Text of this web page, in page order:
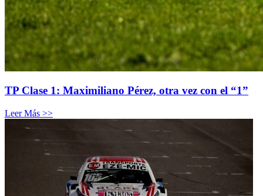
TP Clase 1: Maximiliano Pérez, otra vez con el “1”
Leer Más >>